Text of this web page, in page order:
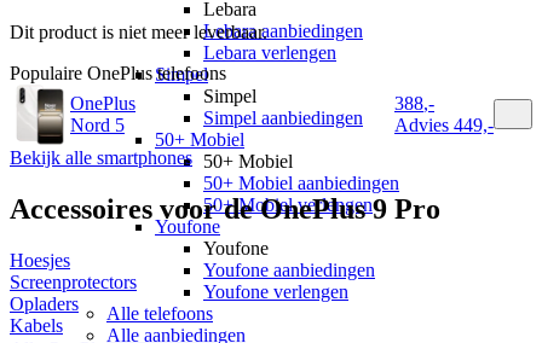
Lebara
Lebara aanbiedingen
Lebara verlengen
Simpel
Simpel
Simpel aanbiedingen
50+ Mobiel
50+ Mobiel
50+ Mobiel aanbiedingen
50+ Mobiel verlengen
Youfone
Youfone
Youfone aanbiedingen
Youfone verlengen
Alle telefoons
Alle aanbiedingen
Dit product is niet meer leverbaar.
Populaire OnePlustelefoons
OnePlus
Nord 5
388,-
Advies 449,-
Bekijk alle smartphones
Accessoires voor deOnePlus 9 Pro
Hoesjes
Screenprotectors
Opladers
Kabels